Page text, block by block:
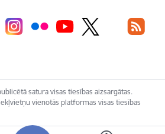
satura visas tiesības aizsargātas.
vienotās platformas visas tiesības